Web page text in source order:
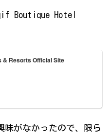
Boutique Hotel
& Resorts Official Site
味がなかったので、限ら